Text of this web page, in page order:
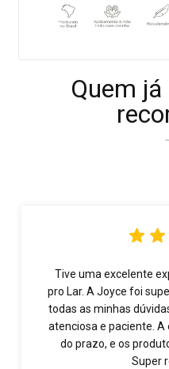
Quem
Tive uma excelente
pro Lar. A Joyce foi
todas as minhas
atenciosa e paciente.
do prazo, e os
Super